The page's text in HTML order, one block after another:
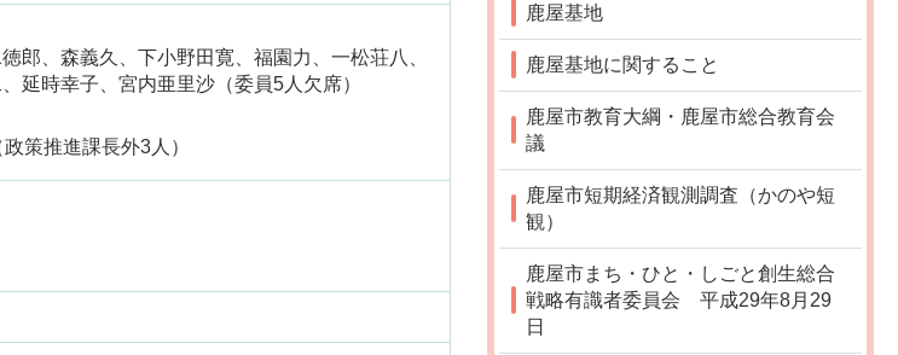
郎、森義久、下小野田寛、福園力、一松荘八、
延時幸子、宮内亜里沙（委員5人欠席）
策推進課長外3人）
鹿屋基地
鹿屋基地に関すること
鹿屋市教育大綱・鹿屋市総合教育会
議
鹿屋市短期経済観測調査（かのや短
観）
鹿屋市まち・ひと・しごと創生総合
戦略有識者委員会 平成29年8月29
日